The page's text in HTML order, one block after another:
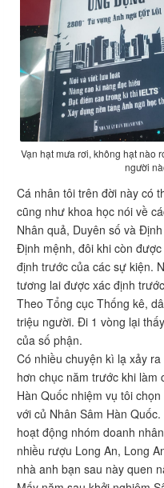
Vạn hạt mưa rơi, không hạt nào
người
Cá nhân tôi trên đời này có
cũng như khoa học nói về
Nhân quả, Duyên số và
Định mệnh, đôi khi còn
định trước của các sự kiện.
tương lai được xác định trước
Theo Tổng cục Thống kê,
triệu người. Đi 1 vòng lại
của số phận.
Có nhiều chuyện kì lạ xảy
hơn chục năm trước khi làm
Hàn Quốc nhiệm vụ tôi
với củ Nhân Sâm Hàn
hoạt động nhóm doanh
nhiều rượu Long An, Long
nhà anh bạn sau này quen